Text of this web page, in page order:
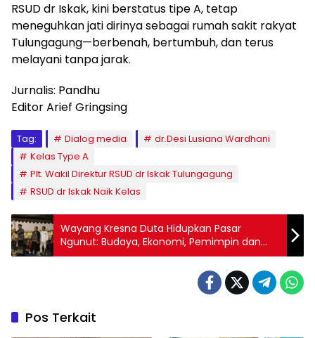
RSUD dr Iskak, kini berstatus tipe A, tetap
meneguhkan jati dirinya sebagai rumah sakit rakyat
Tulungagung—berbenah, bertumbuh, dan terus
melayani tanpa jarak.
Jurnalis: Pandhu
Editor Arief Gringsing
Tag: Dialog media
dr.Desi Lusiana Wardhani
Kelas Type A
Plt. Wakil Direktur RSUD dr Iskak Tulungagung
RSUD dr Iskak Naik Kelas
Wayang Kresna Duta Hidupkan Pasar
Ngunut: Budaya, Ekonomi, Pemimpin dan
Rakyat Bersatu di Panggung Gayatri
Pos Terkait